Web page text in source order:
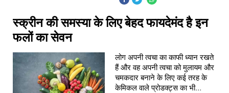
टेक्नोलॉजी
हेल्थ
ट्रॅव्हल
खाना
स्क्रीन की समस्या के लिए बेहद फायदेमंद है इन
फलों का सेवन
लोग अपनी त्वचा का काफी ध्यान रखते
हैं और वह अपनी त्वचा को मुलायम और
चमकदार बनाने के लिए कई तरह के
केमिकल वाले प्रोडक्ट्स का भी